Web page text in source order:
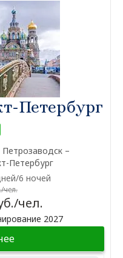
Петербург
–
Петербург
6 ночей
чел.
чел.
2027